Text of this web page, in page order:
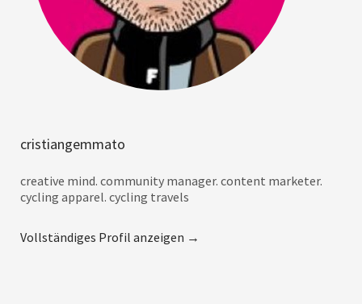
cristiangemmato
creative mind. community manager. content marketer.
cycling apparel. cycling travels
Vollständiges Profil anzeigen →